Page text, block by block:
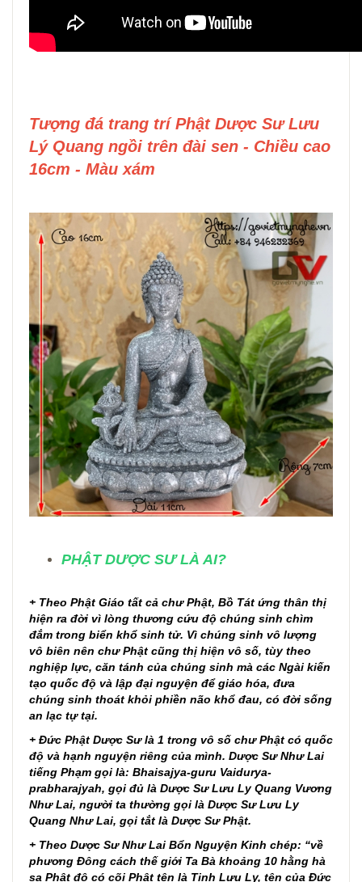
Tượng đá trang trí Phật Dược Sư Lưu
Lý Quang ngồi trên đài sen - Chiều cao
16cm - Màu xám
PHẬT DƯỢC SƯ LÀ AI?
+ ​​​​​​Theo Phật Giáo tất cả chư Phật, Bồ Tát ứng thân thị
hiện ra đời vì lòng thương cứu độ chúng sinh chìm
đắm trong biển khổ sinh tử. Vì chúng sinh vô lượng
vô biên nên chư Phật cũng thị hiện vô số, tùy theo
nghiệp lực, căn tánh của chúng sinh mà các Ngài kiến
tạo quốc độ và lập đại nguyện để giáo hóa, đưa
chúng sinh thoát khỏi phiền não khổ đau, có đời sống
an lạc tự tại.
+ Đức Phật Dược Sư là 1 trong vô số chư Phật có quốc
độ và hạnh nguyện riêng của mình. Dược Sư Như Lai
tiếng Phạm gọi là: Bhaisajya-guru Vaidurya-
prabharajyah, gọi đủ là Dược Sư Lưu Ly Quang Vương
Như Lai, người ta thường gọi là Dược Sư Lưu Ly
Quang Như Lai, gọi tắt là Dược Sư Phật.
+ Theo Dược Sư Như Lai Bổn Nguyện Kinh chép: “về
phương Đông cách thế giới Ta Bà khoảng 10 hằng hà
sa Phật độ có cõi Phật tên là Tịnh Lưu Ly, tên của Đức